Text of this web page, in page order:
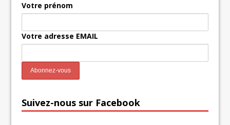
Votre prénom
Votre adresse EMAIL
Suivez-nous sur Facebook